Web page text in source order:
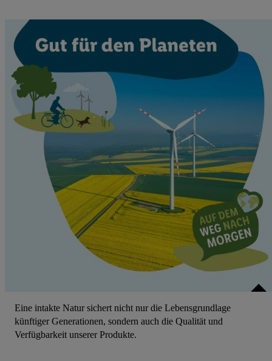
Eine intakte Natur sichert nicht nur die Lebensgrundlage
künftiger Generationen, sondern auch die Qualität und
Verfügbarkeit unserer Produkte.